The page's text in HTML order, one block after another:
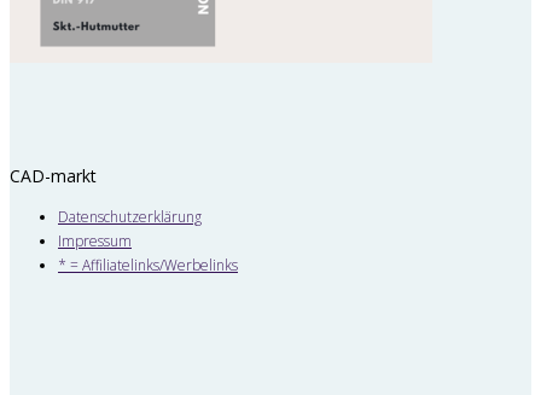
CAD-markt
Datenschutzerklärung
Impressum
* = Affiliatelinks/Werbelinks